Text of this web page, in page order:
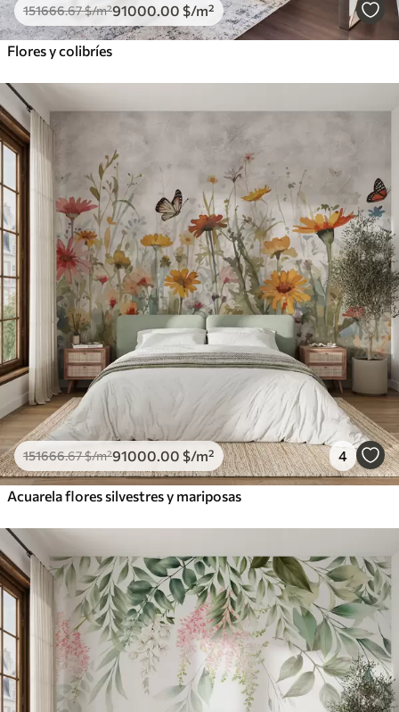
151666.67$/m²91000.00 $/m²
Flores y colibríes
151666.67$/m²91000 .00 $/m² 4
Acuarela flores silvestres y mariposas